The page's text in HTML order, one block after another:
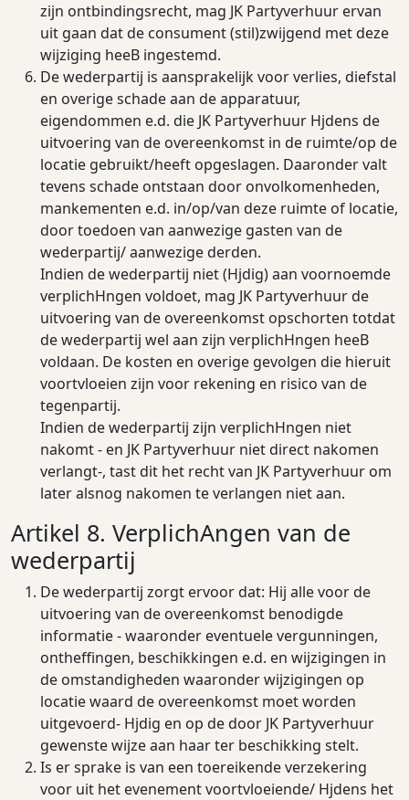
zijn ontbindingsrecht, mag JK Partyverhuur ervan
uit gaan dat de consument (stil)zwijgend met deze
wijziging heeB ingestemd.
De wederpartij is aansprakelijk voor verlies, diefstal
en overige schade aan de apparatuur,
eigendommen e.d. die JK Partyverhuur Hjdens de
uitvoering van de overeenkomst in de ruimte/op de
locatie gebruikt/heeft opgeslagen. Daaronder valt
tevens schade ontstaan door onvolkomenheden,
mankementen e.d. in/op/van deze ruimte of locatie,
door toedoen van aanwezige gasten van de
wederpartij/ aanwezige derden.
Indien de wederpartij niet (Hjdig) aan voornoemde
verplichHngen voldoet, mag JK Partyverhuur de
uitvoering van de overeenkomst opschorten totdat
de wederpartij wel aan zijn verplichHngen heeB
voldaan. De kosten en overige gevolgen die hieruit
voortvloeien zijn voor rekening en risico van de
tegenpartij.
Indien de wederpartij zijn verplichHngen niet
nakomt - en JK Partyverhuur niet direct nakomen
verlangt-, tast dit het recht van JK Partyverhuur om
later alsnog nakomen te verlangen niet aan.
Artikel 8. VerplichAngen van de
wederpartij
De wederpartij zorgt ervoor dat: Hij alle voor de
uitvoering van de overeenkomst benodigde
informatie - waaronder eventuele vergunningen,
ontheﬃngen, beschikkingen e.d. en wijzigingen in
de omstandigheden waaronder wijzigingen op
locatie waard de overeenkomst moet worden
uitgevoerd- Hjdig en op de door JK Partyverhuur
gewenste wijze aan haar ter beschikking stelt.
Is er sprake is van een toereikende verzekering
voor uit het evenement voortvloeiende/ Hjdens het